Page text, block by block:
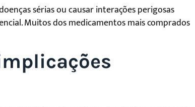
sérias ou causar interações perigosas
Muitos dos medicamentos mais comprados